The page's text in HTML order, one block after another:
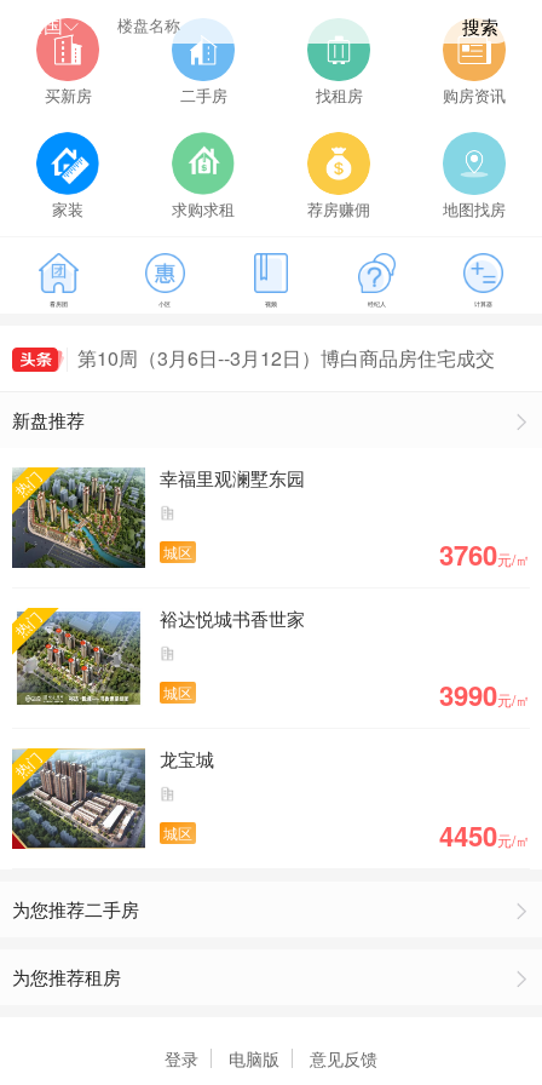
全国 搜索
买新房 二手房 找租房 购房资讯
家装 求购求租 荐房赚佣 地图找房
看房团 小区 视频 经纪人 计算器
价出炉，博白房价为4260元/㎡
第10周（3月6日--3月12日）博白商品房住宅成交
第12周（3月20日--3月26日）博白商品房住宅成交
109套，博白房价为4251元/㎡
第15周（4月10日--4月16日）博白商品房住宅成交
82套，博白房价为4466元/㎡
第18周（5月1日--5月7日）博白商品房住宅最新房
价出炉，博白房价为4260元/㎡
第10周（3月6日--3月12日）博白商品房住宅成交
93套，博白房价为4323元/㎡
新盘推荐
热门 幸福里观澜墅东园
城区 3760元/㎡
热门 裕达悦城书香世家
城区 3990元/㎡
热门 龙宝城
城区 4450元/㎡
为您推荐二手房
为您推荐租房
登录 电脑版 意见反馈